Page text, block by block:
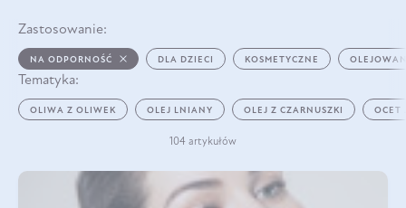
Zastosowanie:
NA ODPORNOŚĆ DLA DZIECI KOSMETYCZNE
Tematyka:
OLIWA Z OLIWEK OLEJ LNIANY OLEJ Z CZARNUSZKI OCET
104 artykułów